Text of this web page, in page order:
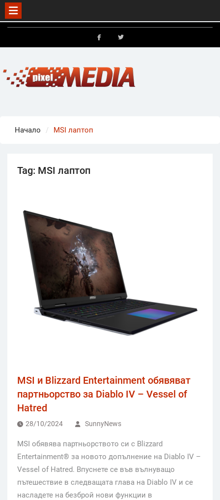
Skip
Начало MSI лаптоп
Tag: MSI лаптоп
MSI и Blizzard Entertainment обявяват
партньорство за Diablo IV – Vessel of
Hatred
28/10/2024 SunnyNews
MSI обявява партньорството си с Blizzard
Entertainment® за новото допълнение на Diablo IV –
Vessel of Hatred. Впуснете се във вълнуващо
пътешествие в следващата глава на Diablo IV и се
насладете на безброй нови функции в